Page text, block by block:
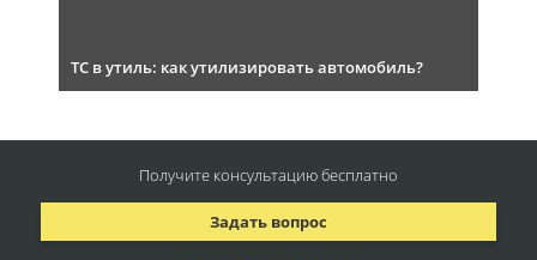
ТС в утиль: как утилизировать автомобиль?
Задать вопрос
Получите консультациюбесплатно